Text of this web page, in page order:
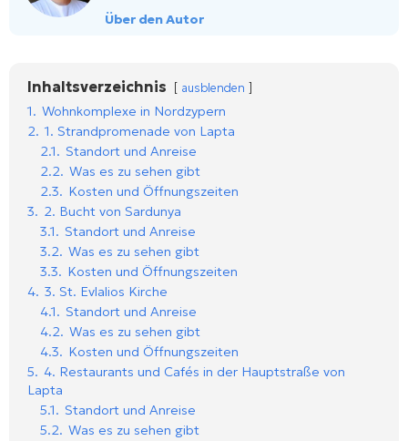
Über den Autor
Inhaltsverzeichnis ausblenden
1. Wohnkomplexe in Nordzypern
2. 1. Strandpromenade von Lapta
2.1. Standort und Anreise
2.2. Was es zu sehen gibt
2.3. Kosten und Öffnungszeiten
3. 2. Bucht von Sardunya
3.1. Standort und Anreise
3.2. Was es zu sehen gibt
3.3. Kosten und Öffnungszeiten
4. 3. St. Evlalios Kirche
4.1. Standort und Anreise
4.2. Was es zu sehen gibt
4.3. Kosten und Öffnungszeiten
5. 4. Restaurants und Cafés in der Hauptstraße von
Lapta
5.1. Standort und Anreise
5.2. Was es zu sehen gibt